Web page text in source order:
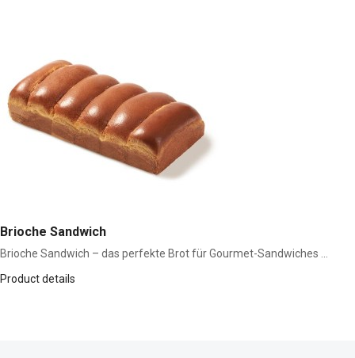
Brioche Sandwich
Brioche Sandwich – das perfekte Brot für Gourmet-Sandwiches ...
Product details